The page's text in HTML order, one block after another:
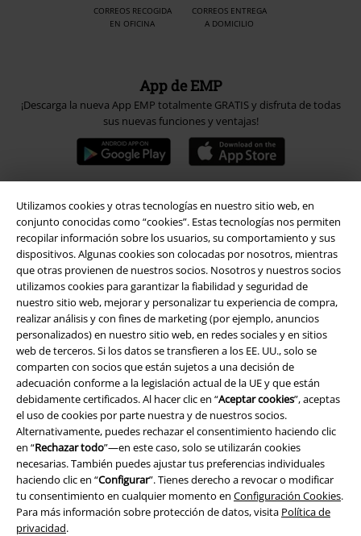
Utilizamos cookies y otras tecnologías en nuestro sitio web, en
conjunto conocidas como “cookies”. Estas tecnologías nos permiten
recopilar información sobre los usuarios, su comportamiento y sus
dispositivos. Algunas cookies son colocadas por nosotros, mientras
que otras provienen de nuestros socios. Nosotros y nuestros socios
utilizamos cookies para garantizar la fiabilidad y seguridad de
nuestro sitio web, mejorar y personalizar tu experiencia de compra,
realizar análisis y con fines de marketing (por ejemplo, anuncios
personalizados) en nuestro sitio web, en redes sociales y en sitios
web de terceros. Si los datos se transfieren a los EE. UU., solo se
comparten con socios que están sujetos a una decisión de
adecuación conforme a la legislación actual de la UE y que están
debidamente certificados. Al hacer clic en “Aceptar cookies”, aceptas
el uso de cookies por parte nuestra y de nuestros socios.
Alternativamente, puedes rechazar el consentimiento haciendo clic
en “Rechazar todo”—en este caso, solo se utilizarán cookies
necesarias. También puedes ajustar tus preferencias individuales
haciendo clic en “Configurar”. Tienes derecho a revocar o modificar
tu consentimiento en cualquier momento en Configuración Cookies.
Para más información sobre protección de datos, visita Política de
privacidad.
CORREOS RECOGIDA
EN OFICINA
CORREOS ENTREGA
A DOMICILIO
App de EMP
¡Descarga la nueva App EMP totalmente GRATIS y disfruta de todas
sus nuevas funciones y ventajas!
A Warner Music Group Company
Seguridad